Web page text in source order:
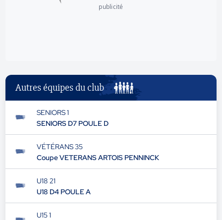
publicité
Autres équipes du club
SENIORS 1
SENIORS D7 POULE D
VÉTÉRANS 35
Coupe VETERANS ARTOIS PENNINCK
U18 21
U18 D4 POULE A
U15 1